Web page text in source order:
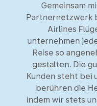
Gemeinsam
Partnernetzwerk
Airlines
unternehmen
Reise so
gestalten. Die
Kunden steht bei
berühren die
indem wir stets